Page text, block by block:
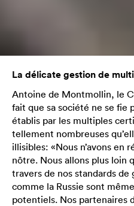
La délicate gestion de
Antoine de Montmollin, le
fait que sa société ne se fie
établis par les multiples
tellement nombreuses
illisibles: «Nous n’avons en
nôtre. Nous allons plus loin
travers de nos standards de
comme la Russie sont
potentiels. Nos partenaires